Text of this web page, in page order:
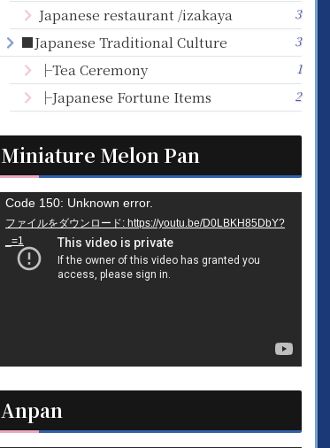
Japanese restaurant /izakaya 3
■Japanese Traditional Culture 3
├Tea Ceremony 1
├Japanese Fortune Items 2
Miniature Melon Pan
動
画
Code 150: Unknown error.
ファイルをダウンロード: https://youtu.be/D0LBKH85DbY?
_=1
Anpan